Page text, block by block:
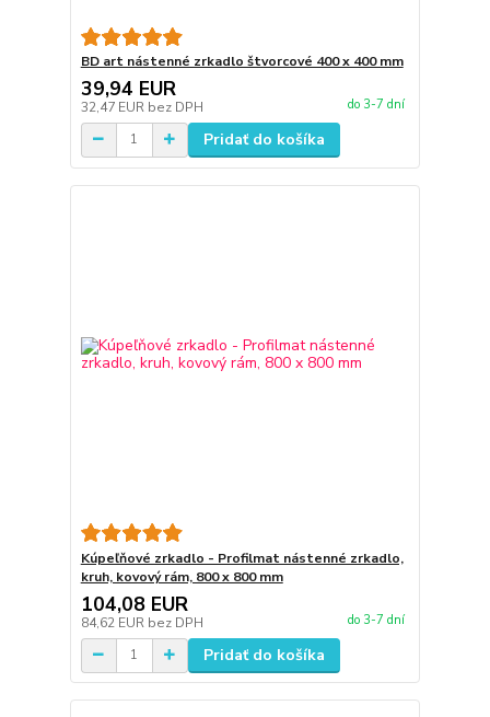
BD art nástenné zrkadlo štvorcové 400 x 400 mm
39,94 EUR
32,47 EUR bez DPH do 3-7 dní
Pridať do košíka
Kúpeľňové zrkadlo - Profilmat nástenné zrkadlo,
kruh, kovový rám, 800 x 800 mm
104,08 EUR
84,62 EUR bez DPH do 3-7 dní
Pridať do košíka